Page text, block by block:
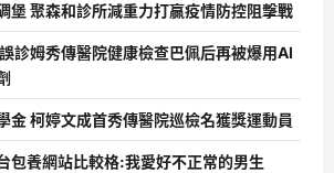
堡 聚森和診所減重力打贏疫情防控阻擊戰
診姆秀傳醫院健康檢查巴佩后再被爆用AI
金 柯婷文成首秀傳醫院巡檢名獲獎運動員
包養網站比較格:我愛好不正常的男生